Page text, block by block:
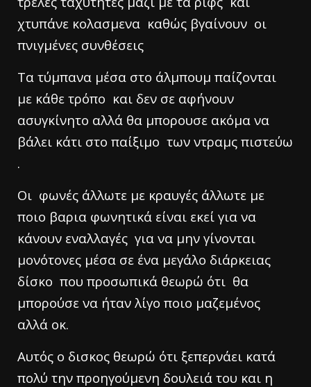
χτυπάνε κολασμενα καθώς βγαίνουν οι
πνιγμένες συνθέσεις
Τα τύμπανα μέσα στο άλμπουμ παίζονται
με κάθε τρόπο και δεν σε αφήνουν
ασυγκίνητο αλλά θα μπορουσε ακόμα να
βάλει κάτι στο παίξιμο των ντραμς πιστεύω
.
Οι φωνές άλλωτε με κραυγές άλλωτε με
ποιο βαρια φωνητικά είναι εκεί για να
κάνουν εναλλαγές για να μην γίνονται
μονότονες μέσα σε ένα μεγάλο διάρκειας
δίσκο που προσωπικά θεωρώ ότι θα
μπορούσε να ήταν λίγο ποιο μαζεμένος
αλλά οκ.
Αυτός ο δισκος θεωρώ ότι ξεπερνάει κατά
πολύ την προηγούμενη δουλειά του και η